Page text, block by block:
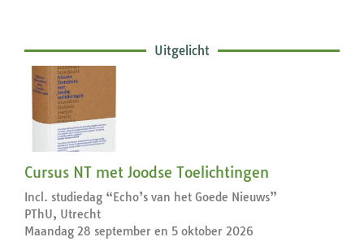
Uitgelicht
Cursus NT met Joodse Toelichtingen
Incl. studiedag “Echo’s van het Goede Nieuws”
PThU, Utrecht
Maandag 28 september en 5 oktober 2026